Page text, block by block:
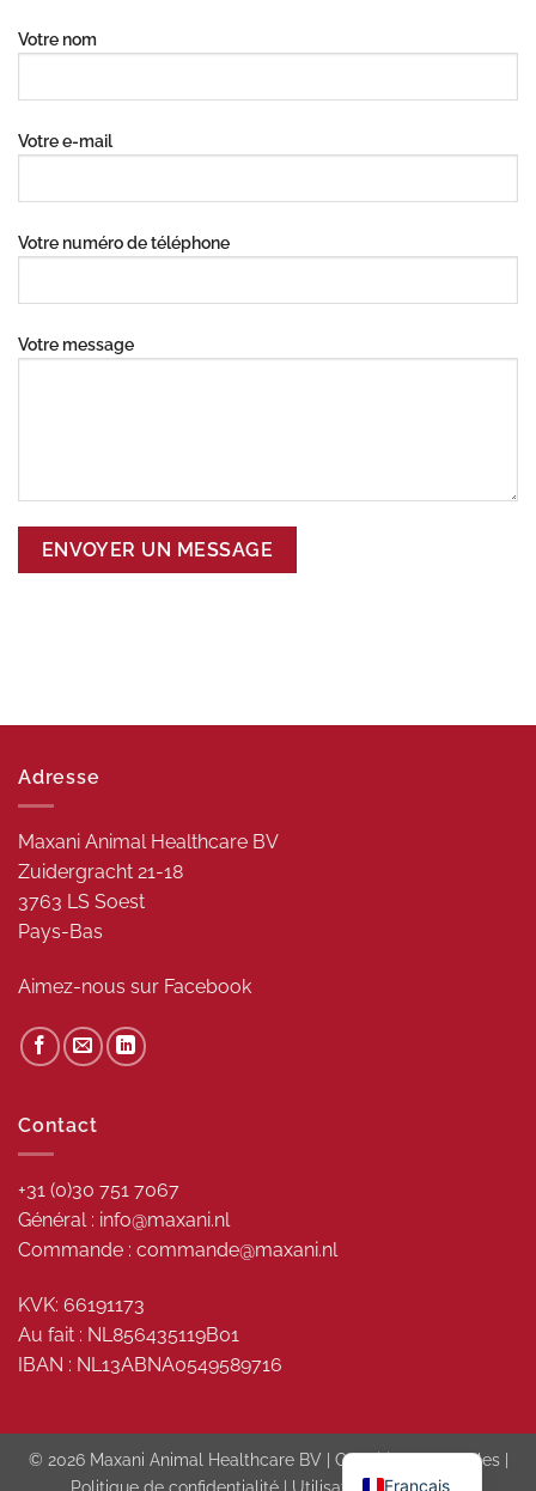
Votre nom
Votre e-mail
Votre numéro de téléphone
Votre message
Adresse
Maxani Animal Healthcare BV
Zuidergracht 21-18
3763 LS Soest
Pays-Bas
Aimez-nous sur Facebook
Contact
+31 (0)30 751 7067
Général : info@maxani.nl
Commande : commande@maxani.nl
KVK: 66191173
Au fait : NL856435119B01
IBAN : NL13ABNA0549589716
© 2026 Maxani Animal Healthcare BV | Conditions générales|
Politique de confidentialité| Utilisation des cookies
Français